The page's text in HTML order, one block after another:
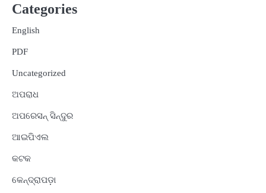
Categories
English
PDF
Uncategorized
ଅପରାଧ
ଅପରେସନ୍ ସିନ୍ଦୁର
ଆଇପିଏଲ
କଟକ
କେନ୍ଦ୍ରାପଡ଼ା